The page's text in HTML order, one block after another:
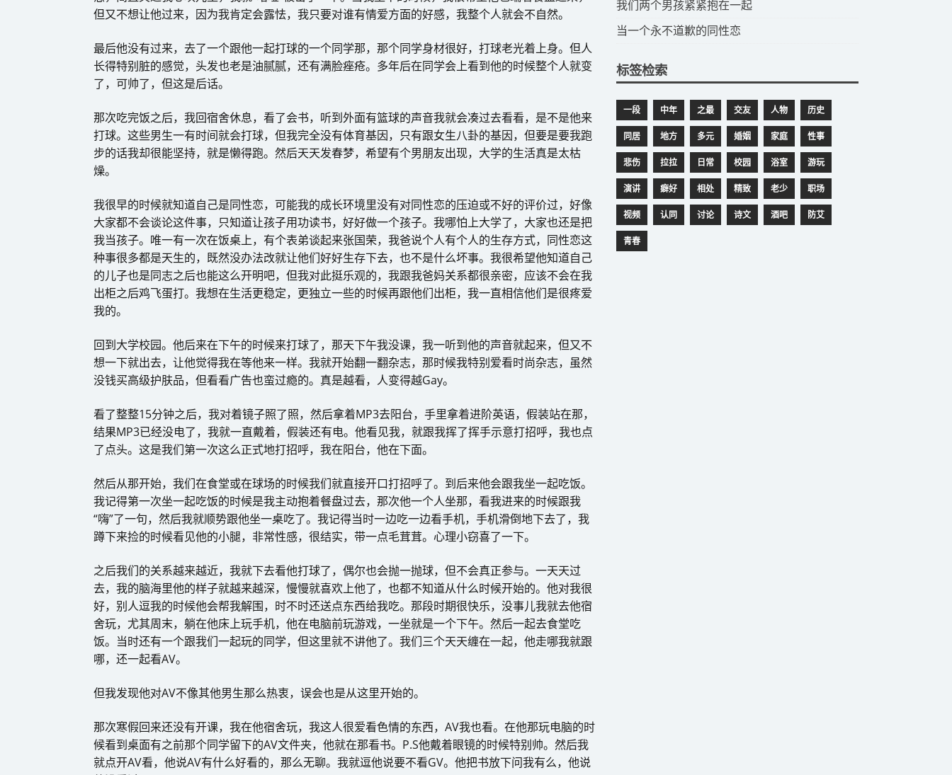
但又不想让他过来，因为我肯定会露怯，我只要对谁有情爱方面的好感，我整个人就会不自然。
最后他没有过来，去了一个跟他一起打球的一个同学那，那个同学身材很好，打球老光着上身。但人
长得特别脏的感觉，头发也老是油腻腻，还有满脸痤疮。多年后在同学会上看到他的时候整个人就变
了，可帅了，但这是后话。
那次吃完饭之后，我回宿舍休息，看了会书，听到外面有篮球的声音我就会凑过去看看，是不是他来
打球。这些男生一有时间就会打球，但我完全没有体育基因，只有跟女生八卦的基因，但要是要我跑
步的话我却很能坚持，就是懒得跑。然后天天发春梦，希望有个男朋友出现，大学的生活真是太枯
燥。
我很早的时候就知道自己是同性恋，可能我的成长环境里没有对同性恋的压迫或不好的评价过，好像
大家都不会谈论这件事，只知道让孩子用功读书，好好做一个孩子。我哪怕上大学了，大家也还是把
我当孩子。唯一有一次在饭桌上，有个表弟谈起来张国荣，我爸说个人有个人的生存方式，同性恋这
种事很多都是天生的，既然没办法改就让他们好好生存下去，也不是什么坏事。我很希望他知道自己
的儿子也是同志之后也能这么开明吧，但我对此挺乐观的，我跟我爸妈关系都很亲密，应该不会在我
出柜之后鸡飞蛋打。我想在生活更稳定，更独立一些的时候再跟他们出柜，我一直相信他们是很疼爱
我的。
回到大学校园。他后来在下午的时候来打球了，那天下午我没课，我一听到他的声音就起来，但又不
想一下就出去，让他觉得我在等他来一样。我就开始翻一翻杂志，那时候我特别爱看时尚杂志，虽然
没钱买高级护肤品，但看看广告也蛮过瘾的。真是越看，人变得越Gay。
看了整整15分钟之后，我对着镜子照了照，然后拿着MP3去阳台，手里拿着进阶英语，假装站在那，
结果MP3已经没电了，我就一直戴着，假装还有电。他看见我，就跟我挥了挥手示意打招呼，我也点
了点头。这是我们第一次这么正式地打招呼，我在阳台，他在下面。
然后从那开始，我们在食堂或在球场的时候我们就直接开口打招呼了。到后来他会跟我坐一起吃饭。
我记得第一次坐一起吃饭的时候是我主动抱着餐盘过去，那次他一个人坐那，看我进来的时候跟我
“嗨”了一句，然后我就顺势跟他坐一桌吃了。我记得当时一边吃一边看手机，手机滑倒地下去了，我
蹲下来捡的时候看见他的小腿，非常性感，很结实，带一点毛茸茸。心理小窃喜了一下。
之后我们的关系越来越近，我就下去看他打球了，偶尔也会抛一抛球，但不会真正参与。一天天过
去，我的脑海里他的样子就越来越深，慢慢就喜欢上他了，也都不知道从什么时候开始的。他对我很
好，别人逗我的时候他会帮我解围，时不时还送点东西给我吃。那段时期很快乐，没事儿我就去他宿
舍玩，尤其周末，躺在他床上玩手机，他在电脑前玩游戏，一坐就是一个下午。然后一起去食堂吃
饭。当时还有一个跟我们一起玩的同学，但这里就不讲他了。我们三个天天缠在一起，他走哪我就跟
哪，还一起看AV。
但我发现他对AV不像其他男生那么热衷，误会也是从这里开始的。
那次寒假回来还没有开课，我在他宿舍玩，我这人很爱看色情的东西，AV我也看。在他那玩电脑的时
候看到桌面有之前那个同学留下的AV文件夹，他就在那看书。P.S他戴着眼镜的时候特别帅。然后我
就点开AV看，他说AV有什么好看的，那么无聊。我就逗他说要不看GV。他把书放下问我有么，他说
我们两个男孩紧紧抱在一起
当一个永不道歉的同性恋
标签检索
一段 中年 之最 交友 人物 历史
同居 地方 多元 婚姻 家庭 性事
悲伤 拉拉 日常 校园 浴室 游玩
演讲 癖好 相处 精致 老少 职场
视频 认同 讨论 诗文 酒吧 防艾
青春